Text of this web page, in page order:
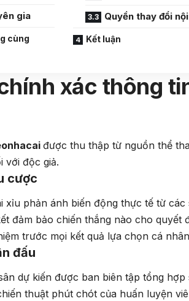
gia
cùng
Quyền thay đổi
Kết luận
xác thông
được thu thập từ nguồn thể
với độc giả.
cược
xỉu phản ánh biến động thực tế từ các
đảm bảo chiến thắng nào cho quyết
trước mọi kết quả lựa chọn cá
đấu
dự kiến được ban biên tập tổng
thuật phút chót của huấn luyện